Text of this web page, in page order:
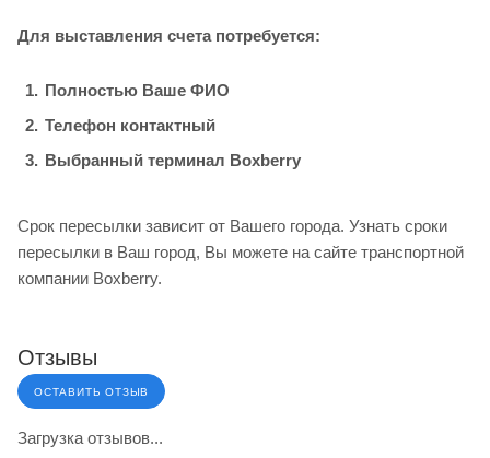
Для выставления счета потребуется:
Полностью Ваше ФИО
Телефон контактный
Выбранный терминал Boxberry
Срок пересылки зависит от Вашего города. Узнать сроки
пересылки в Ваш город, Вы можете на сайте транспортной
компании Boxberry.
Отзывы
ОСТАВИТЬ ОТЗЫВ
Загрузка отзывов...